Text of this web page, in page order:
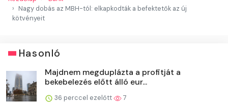
Nagy dobás az MBH-tól: elkapkodták a befektetők az új
kötvényeit
Hasonló
Majdnem megduplázta a profitját a
bekebelezés előtt álló eur...
36 perccel ezelőtt 7